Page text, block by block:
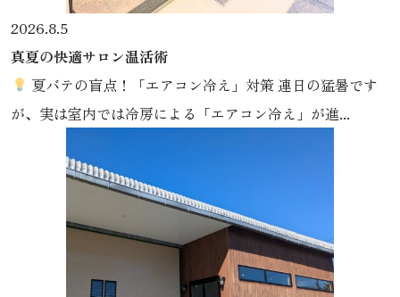
2026.8.5
真夏の快適サロン温活術
夏バテの盲点！「エアコン冷え」対策 連日の猛暑です
が、実は室内では冷房による「エアコン冷え」が進...